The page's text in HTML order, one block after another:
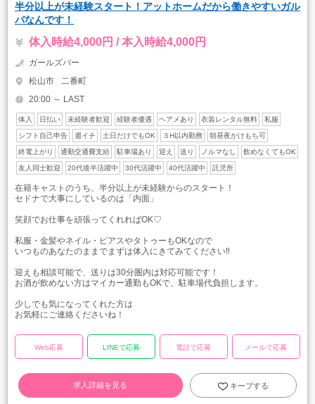
半分以上が未経験スタート！アットホームだから働きやすいガル
バなんです！
体入時給4,000円 / 本入時給4,000円
ガールズバー
松山市
二番町
20:00 ～ LAST
体入 日払い 未経験者歓迎 経験者優遇 ヘアメあり 衣装レンタル無料 私服
シフト自己申告 週イチ 土日だけでもOK ３H以内勤務 朝昼夜かけもち可
終電上がり 通勤交通費支給 駐車場あり 迎え 送り ノルマなし 飲めなくてもOK
友人同士歓迎 20代後半活躍中 30代活躍中 40代活躍中 託児所
在籍キャストのうち、半分以上が未経験からのスタート！
セドナで大事にしているのは「内面」
笑顔でお仕事を頑張ってくれればOK♡
私服・金髪やネイル・ピアスやタトゥーもOKなので
いつものあなたのままでまずは体入にきてみてください‼
迎えも相談可能で、送りは30分圏内は対応可能です！
お酒が飲めない方はマイカー通勤もOKで、駐車場代負担します。
少しでも気になってくれた方は
お気軽にご連絡くださいね！
Web応募 LINEで応募 電話で応募 メールで応募
求人詳細を見る キープする